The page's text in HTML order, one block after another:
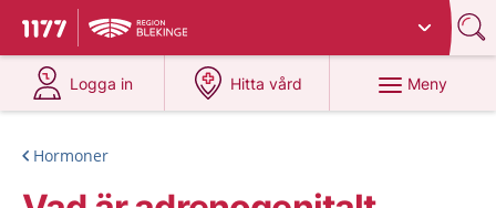
Till startsidan för 1177
Du har valt region
Logga in
på 1177.se
Hitta vård
på 1177.se
Meny
Hormoner